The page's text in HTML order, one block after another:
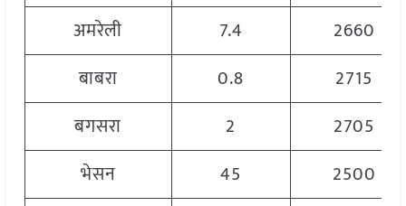
अमरेली
7.4
2660
बाबरा
0.8
2715
बगसरा
2
2705
भेसन
45
2500